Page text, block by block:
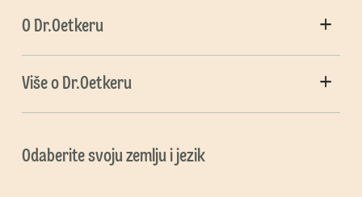
O Dr.Oetkeru
Više o Dr.Oetkeru
Odaberite svoju zemlju i jezik